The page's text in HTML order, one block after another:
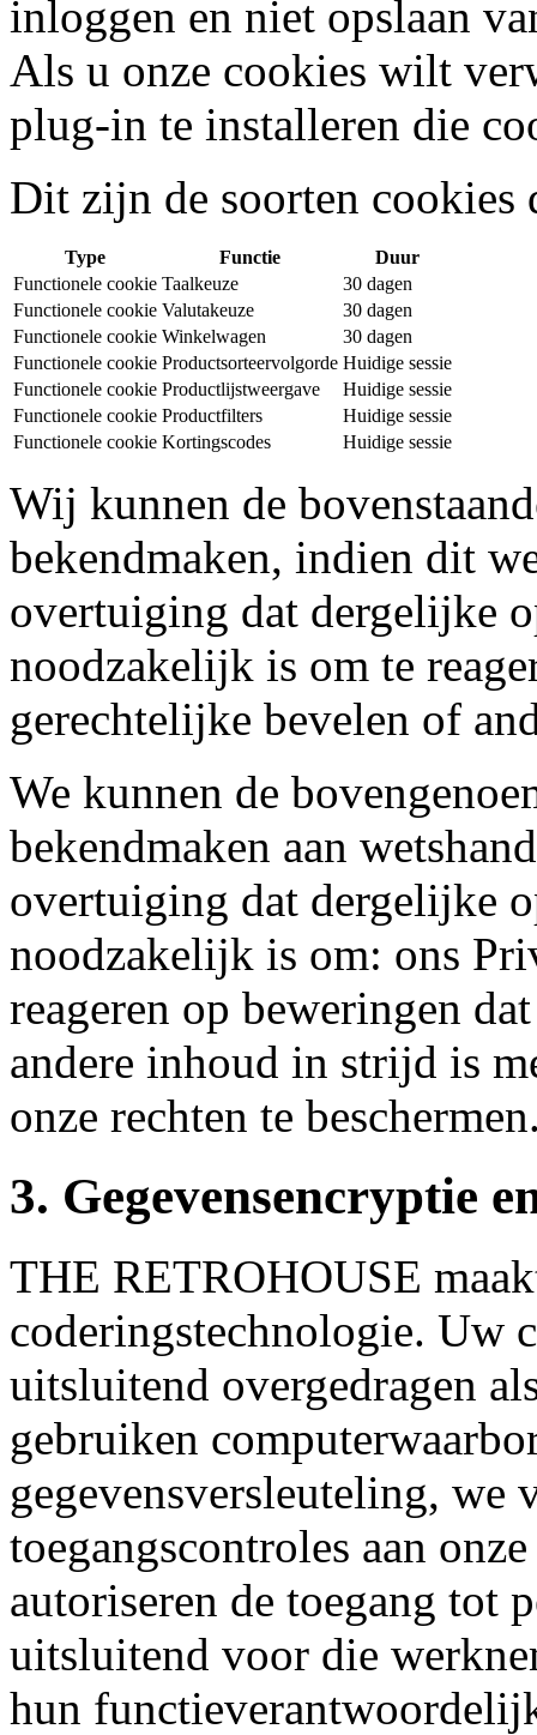
inloggen en niet opslaan
Als u onze cookies wilt
plug-in te installeren die
Dit zijn de soorten cookies
Type Functie
Duur
Functionele cookie Taalkeuze
30 dagen
Functionele cookie Valutakeuze
30 dagen
Functionele cookie Winkelwagen
30 dagen
Functionele cookie Productsorteervolgorde Huidige sessie
Functionele cookie Productlijstweergave
Huidige sessie
Functionele cookie Productfilters
Huidige sessie
Functionele cookie Kortingscodes Huidige sessie
Wij kunnen de
bekendmaken, indien dit
overtuiging dat dergelijke
noodzakelijk is om te
gerechtelijke bevelen of
We kunnen de
bekendmaken aan
overtuiging dat dergelijke
noodzakelijk is om: ons
reageren op beweringen
andere inhoud in strijd is
onze rechten te
3. Gegevensencryptie
THE RETROHOUSE
coderingstechnologie. Uw
uitsluitend overgedragen
gebruiken
gegevensversleuteling, we
toegangscontroles aan
autoriseren de toegang tot
uitsluitend voor die
hun